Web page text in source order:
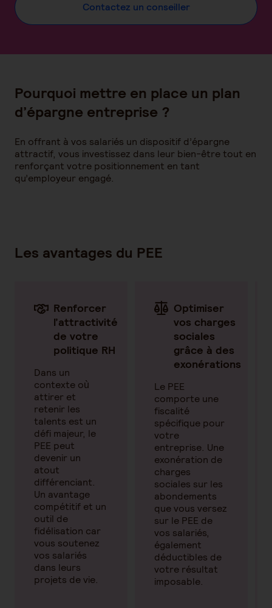
Contactez un conseiller
Pourquoi mettre en place un plan
d’épargne entreprise ?
En offrant à vos salariés un dispositif d’épargne
attractif, vous investissez dans leur bien-être tout en
renforçant votre positionnement en tant
qu’employeur engagé.
Les avantages du PEE
Renforcer
l’attractivité
de votre
politique RH
Dans un
contexte où
attirer et
retenir les
talents est un
défi majeur, le
PEE peut
devenir un
atout
différenciant.
Un avantage
compétitif et un
outil de
fidélisation car
vous soutenez
vos salariés
dans leurs
projets de vie.
Optimiser
vos charges
sociales
grâce à des
exonérations
Le PEE
comporte une
fiscalité
spécifique pour
votre
entreprise. Une
exonération de
charges
sociales sur les
abondements
que vous versez
sur le PEE de
vos salariés,
également
déductibles de
votre résultat
imposable.